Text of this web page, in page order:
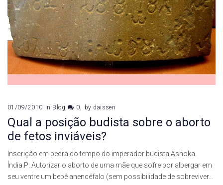
01/09/2010 in Blog 0 by daissen
Qual a posição budista sobre o aborto
de fetos inviáveis?
Inscrição em pedra do tempo do imperador budista Ashoka.
Índia.P: Autorizar o aborto de uma mãe que sofre por albergar em
seu ventre um bebê anencéfalo (sem possibilidade de sobreviver…